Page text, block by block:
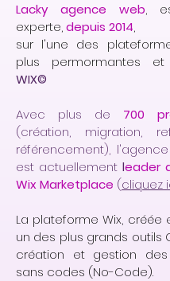
Lacky agence web,
experte,depuis 2014,
sur l'une des
plus permormantes et
WIX©
Avec plus de
700
(création, migration,
référencement),
est actuellement leader
Wix Marketplace (cliquez
La plateforme Wix, créée
un des plus grands outils
création et gestion
sans codes (No-Code).